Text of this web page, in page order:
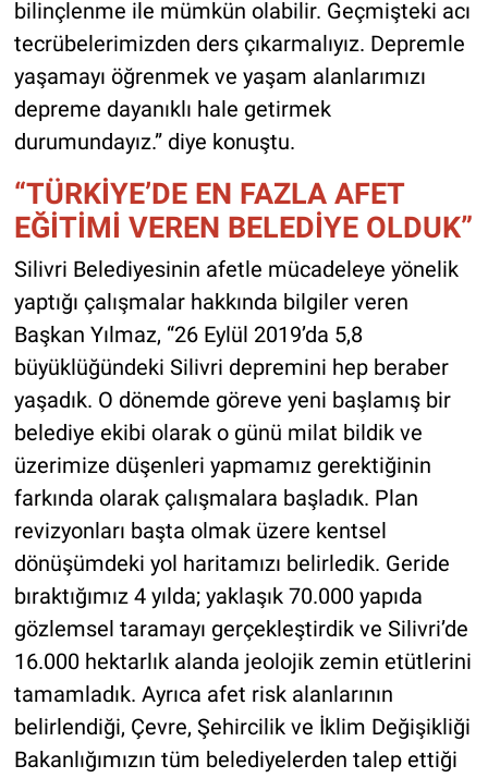
bilinçlenme ile mümkün olabilir. Geçmişteki acı
tecrübelerimizden ders çıkarmalıyız. Depremle
yaşamayı öğrenmek ve yaşam alanlarımızı
depreme dayanıklı hale getirmek
durumundayız.” diye konuştu.
“TÜRKİYE’DE EN FAZLA AFET
EĞİTİMİ VEREN BELEDİYE OLDUK”
Silivri Belediyesinin afetle mücadeleye yönelik
yaptığı çalışmalar hakkında bilgiler veren
Başkan Yılmaz, “26 Eylül 2019’da 5,8
büyüklüğündeki Silivri depremini hep beraber
yaşadık. O dönemde göreve yeni başlamış bir
belediye ekibi olarak o günü milat bildik ve
üzerimize düşenleri yapmamız gerektiğinin
farkında olarak çalışmalara başladık. Plan
revizyonları başta olmak üzere kentsel
dönüşümdeki yol haritamızı belirledik. Geride
bıraktığımız 4 yılda; yaklaşık 70.000 yapıda
gözlemsel taramayı gerçekleştirdik ve Silivri’de
16.000 hektarlık alanda jeolojik zemin etütlerini
tamamladık. Ayrıca afet risk alanlarının
belirlendiği, Çevre, Şehircilik ve İklim Değişikliği
Bakanlığımızın tüm belediyelerden talep ettiği